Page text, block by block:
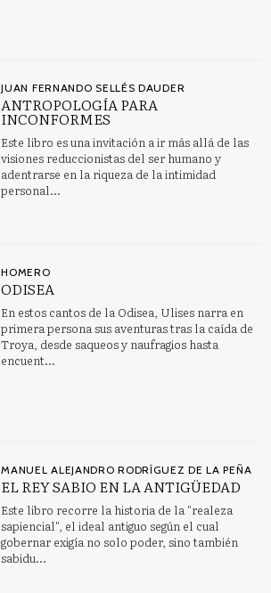
JUAN FERNANDO SELLÉS DAUDER
ANTROPOLOGÍA PARA
INCONFORMES
Este libro es una invitación a ir más allá de las
visiones reduccionistas del ser humano y
adentrarse en la riqueza de la intimidad
personal...
HOMERO
ODISEA
En estos cantos de la Odisea, Ulises narra en
primera persona sus aventuras tras la caída de
Troya, desde saqueos y naufragios hasta
encuent...
MANUEL ALEJANDRO RODRÍGUEZ DE LA PEÑA
EL REY SABIO EN LA ANTIGÜEDAD
Este libro recorre la historia de la "realeza
sapiencial", el ideal antiguo según el cual
gobernar exigía no solo poder, sino también
sabidu...